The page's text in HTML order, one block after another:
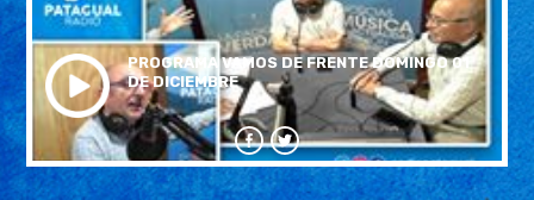
PROGRAMA VAMOS DE FRENTE DOMINGO 01
DE DICIEMBRE